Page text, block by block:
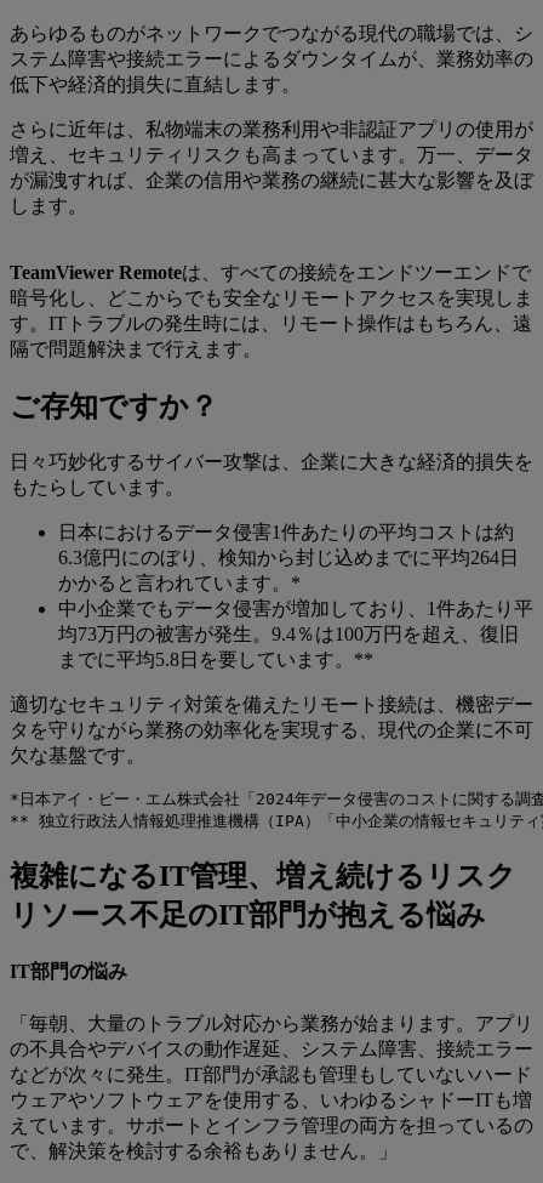
あらゆるものがネットワークでつながる現代の職場では、シ
ステム障害や接続エラーによるダウンタイムが、業務効率の
低下や経済的損失に直結します。
さらに近年は、私物端末の業務利用や非認証アプリの使用が
増え、セキュリティリスクも高まっています。万一、データ
が漏洩すれば、企業の信用や業務の継続に甚大な影響を及ぼ
します。
TeamViewer Remoteは、すべての接続をエンドツーエンドで
暗号化し、どこからでも安全なリモートアクセスを実現しま
す。ITトラブルの発生時には、リモート操作はもちろん、遠
隔で問題解決まで行えます。
ご存知ですか？
日々巧妙化するサイバー攻撃は、企業に大きな経済的損失を
もたらしています。
日本におけるデータ侵害1件あたりの平均コストは約
6.3億円にのぼり、検知から封じ込めまでに平均264日
かかると言われています。*
中小企業でもデータ侵害が増加しており、1件あたり平
均73万円の被害が発生。9.4％は100万円を超え、復旧
までに平均5.8日を要しています。**
適切なセキュリティ対策を備えたリモート接続は、機密デー
タを守りながら業務の効率化を実現する、現代の企業に不可
欠な基盤です。
*日本アイ・ビー・エム株式会社「2024年データ侵害のコストに関する調
** 独立行政法人情報処理推進機構（IPA）「中小企業の情報セキュリテ
複雑になるIT管理、増え続けるリスク
リソース不足のIT部門が抱える悩み
IT部門の悩み
「毎朝、大量のトラブル対応から業務が始まります。アプリ
の不具合やデバイスの動作遅延、システム障害、接続エラー
などが次々に発生。IT部門が承認も管理もしていないハード
ウェアやソフトウェアを使用する、いわゆるシャドーITも増
えています。サポートとインフラ管理の両方を担っているの
で、解決策を検討する余裕もありません。」